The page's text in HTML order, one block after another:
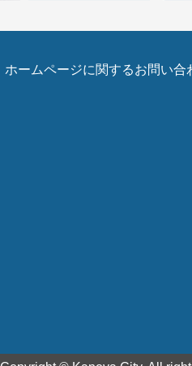
ホームページに関するお問い合